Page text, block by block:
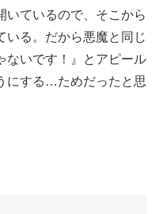
いているので、そこから
いる。だから悪魔と同じ
ないです！』とアピール
にする…ためだったと思